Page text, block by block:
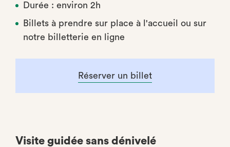
Durée : environ 2h
Billets à prendre sur place à l'accueil ou sur
notre billetterie en ligne
Réserver un billet
Visite guidée sans dénivelé